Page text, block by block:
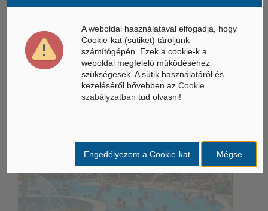
mesterséges intelligenciával
Látó robotkerekesszék segíthet önállóbbá tenni a
mozgáskorlátozott embereket
Belföldi hírek / BELFÖLD
A weboldal használatával elfogadja, hogy
Cookie-kat (sütiket) tároljunk
számítógépén. Ezek a cookie-k a
weboldal megfelelő működéséhez
szükségesek. A sütik használatáról és
kezeléséről bővebben az Cookie
szabályzatban tud olvasni!
Mégse
Engedélyezem a Cookie-kat